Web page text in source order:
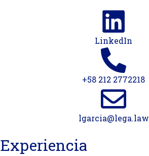
LinkedIn
+58 212 2772218
lgarcia@lega.law
Experiencia